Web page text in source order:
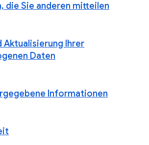
die Sie anderen mitteilen
Aktualisierung Ihrer
Daten
Informationen